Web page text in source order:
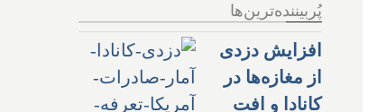
پُربیننده‌ترین‌ها
افزایش دزدی
از مغازه‌ها در
کانادا و افت